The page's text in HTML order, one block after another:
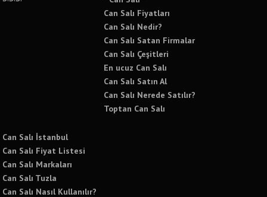
Can Salı Fiyatları
Can Salı Nedir?
Can Salı Satan Firmalar
Can Salı Çeşitleri
En ucuz Can Salı
Can Salı Satın Al
Can Salı Nerede Satılır?
Toptan Can Salı
Can Salı İstanbul
Can Salı Fiyat Listesi
Can Salı Markaları
Can Salı Tuzla
Can Salı Nasıl Kullanılır?